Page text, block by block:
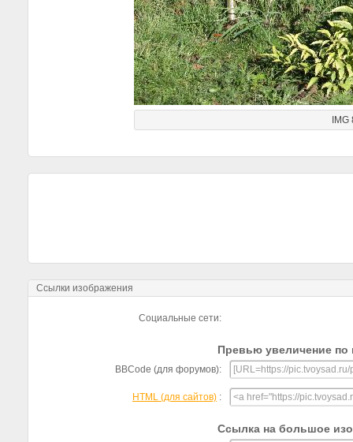
Ссылки изображения
Социальные сети:
Превью увеличение по
BBCode (для форумов):
HTML (для сайтов) :
Ссылка на большое